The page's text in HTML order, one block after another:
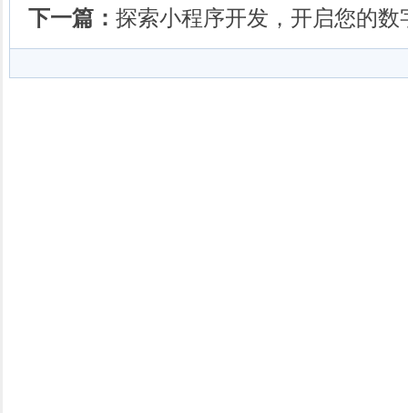
下一篇： 探索小程序开发，开启您的数